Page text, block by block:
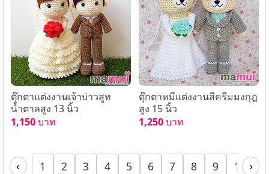
ตุ๊กตาแต่งงานเจ้าบ่าวสูท
น้ำตาลสูง 13 นิ้ว
1,150บาท
ตุ๊กตาหมีแต่งงานสีครีมมงกุฎ
สูง 15 นิ้ว
1,250บาท
‹ 1 2 3 4 5 6 7 8 9 10 ›